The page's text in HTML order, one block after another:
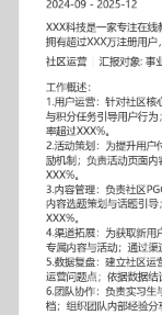
工作经历
2024-09 -2025-12
XXX科技是一家专
品为垂直领域学习
知识博主建立内容
社区运营汇报对象
工作概述：
1.用户运营：针对
为建立用户成长体